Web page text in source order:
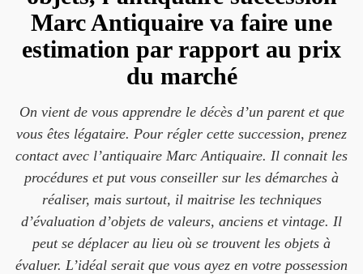
Marc Antiquaire va faire une
estimation par rapport au prix
du marché
On vient de vous apprendre le décès d’un parent et que
vous êtes légataire. Pour régler cette succession, prenez
contact avec l’antiquaire Marc Antiquaire. Il connait les
procédures et put vous conseiller sur les démarches à
réaliser, mais surtout, il maitrise les techniques
d’évaluation d’objets de valeurs, anciens et vintage. Il
peut se déplacer au lieu où se trouvent les objets à
évaluer. L’idéal serait que vous ayez en votre possession